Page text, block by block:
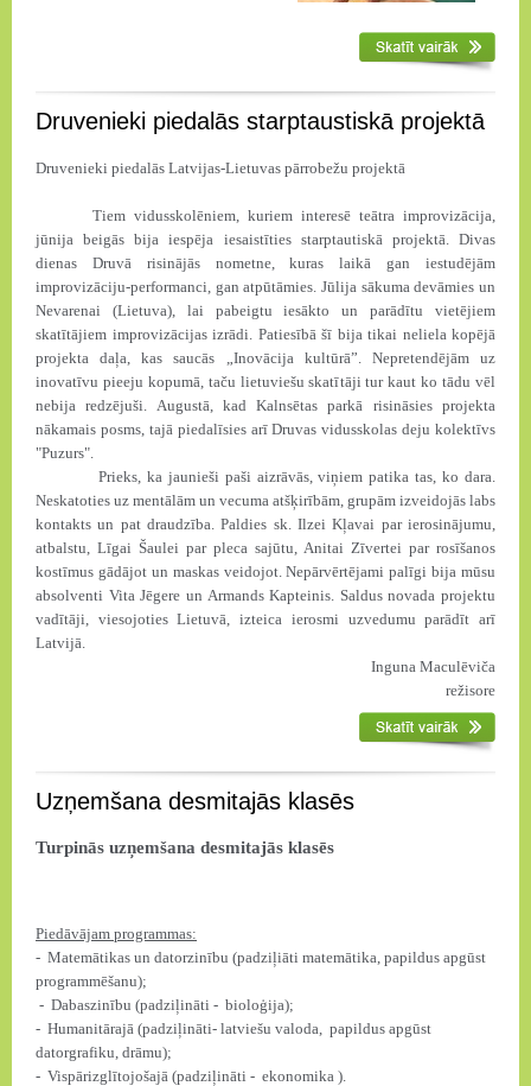
Druvenieki piedalās starptaustiskā projektā
Druvenieki piedalās Latvijas-Lietuvas pārrobežu projektā
Tiem vidusskolēniem, kuriem interesē teātra improvizācija,
jūnija beigās bija iespēja iesaistīties starptautiskā projektā. Divas
dienas Druvā risinājās nometne, kuras laikā gan iestudējām
improvizāciju-performanci, gan atpūtāmies. Jūlija sākuma devāmies un
Nevarenai (Lietuva), lai pabeigtu iesākto un parādītu vietējiem
skatītājiem improvizācijas izrādi. Patiesībā šī bija tikai neliela kopējā
projekta daļa, kas saucās „Inovācija kultūrā”. Nepretendējām uz
inovatīvu pieeju kopumā, taču lietuviešu skatītāji tur kaut ko tādu vēl
nebija redzējuši. Augustā, kad Kalnsētas parkā risināsies projekta
nākamais posms, tajā piedalīsies arī Druvas vidusskolas deju kolektīvs
"Puzurs".
Prieks, ka jaunieši paši aizrāvās, viņiem patika tas, ko dara.
Neskatoties uz mentālām un vecuma atšķirībām, grupām izveidojās labs
kontakts un pat draudzība. Paldies sk. Ilzei Kļavai par ierosinājumu,
atbalstu, Līgai Šaulei par pleca sajūtu, Anitai Zīvertei par rosīšanos
kostīmus gādājot un maskas veidojot. Nepārvērtējami palīgi bija mūsu
absolventi Vita Jēgere un Armands Kapteinis. Saldus novada projektu
vadītāji, viesojoties Lietuvā, izteica ierosmi uzvedumu parādīt arī
Latvijā.
Inguna Maculēviča
režisore
Uzņemšana desmitajās klasēs
Turpinās uzņemšana desmitajās klasēs
Piedāvājam programmas:
- Matemātikas un datorzinību (padziļiāti matemātika, papildus apgūst
programmēšanu);
- Dabaszinību (padziļināti - bioloģija);
- Humanitārajā (padziļināti- latviešu valoda, papildus apgūst
datorgrafiku, drāmu);
- Vispārizglītojošajā (padziļināti - ekonomika ).